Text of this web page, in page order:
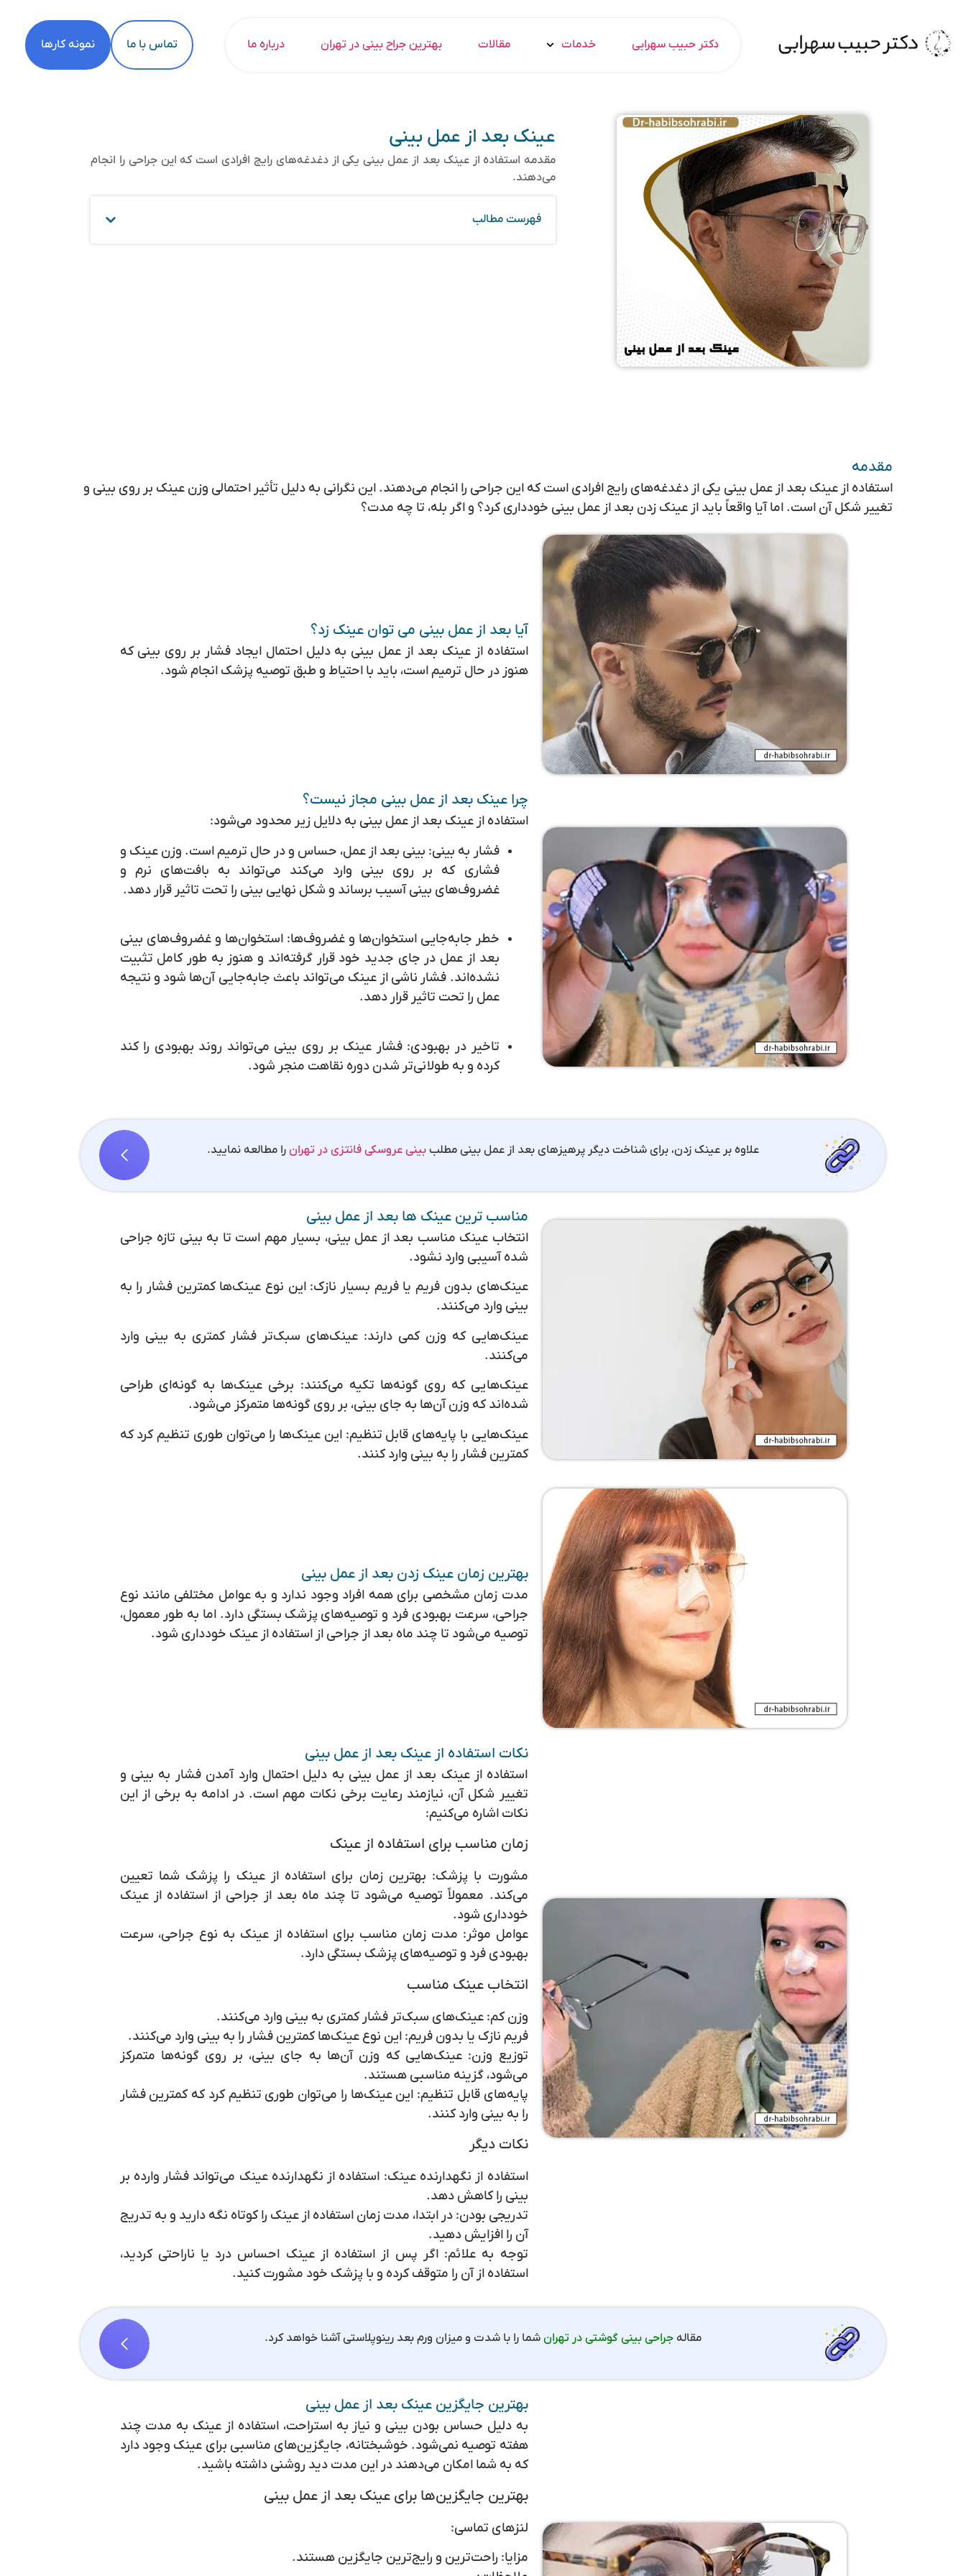
دکتر حبیب سهرابی خدمات مقالات بهترین جراح بینی در تهران درباره ما تماس با ما نمونه کارها
عینک بعد از عمل بینی
مقدمه استفاده از عینک بعد از عمل بینی یکی از دغدغه‌های رایج افرادی است که این جراحی را انجام
می‌دهند.
فهرست مطالب
مقدمه
استفاده از عینک بعد از عمل بینی یکی از دغدغه‌های رایج افرادی است که این جراحی را انجام می‌دهند. این نگرانی به دلیل تأثیر احتمالی وزن عینک بر روی بینی و
تغییر شکل آن است. اما آیا واقعاً باید از عینک زدن بعد از عمل بینی خودداری کرد؟ و اگر بله، تا چه مدت؟
آیا بعد از عمل بینی می توان عینک زد؟
استفاده از عینک بعد از عمل بینی به دلیل احتمال ایجاد فشار بر روی بینی که
هنوز در حال ترمیم است، باید با احتیاط و طبق توصیه پزشک انجام شود.
چرا عینک بعد از عمل بینی مجاز نیست؟
استفاده از عینک بعد از عمل بینی به دلایل زیر محدود می‌شود:
فشار به بینی: بینی بعد از عمل، حساس و در حال ترمیم است. وزن عینک و
فشاری که بر روی بینی وارد می‌کند می‌تواند به بافت‌های نرم و
غضروف‌های بینی آسیب برساند و شکل نهایی بینی را تحت تاثیر قرار دهد.
خطر جابه‌جایی استخوان‌ها و غضروف‌ها: استخوان‌ها و غضروف‌های بینی
بعد از عمل در جای جدید خود قرار گرفته‌اند و هنوز به طور کامل تثبیت
نشده‌اند. فشار ناشی از عینک می‌تواند باعث جابه‌جایی آن‌ها شود و نتیجه
عمل را تحت تاثیر قرار دهد.
تاخیر در بهبودی: فشار عینک بر روی بینی می‌تواند روند بهبودی را کند
کرده و به طولانی‌تر شدن دوره نقاهت منجر شود.
علاوه بر عینک زدن، برای شناخت دیگر پرهیزهای بعد از عمل بینی مطلب بینی عروسکی فانتزی در تهران را مطالعه نمایید.
مناسب ترین عینک ها بعد از عمل بینی
انتخاب عینک مناسب بعد از عمل بینی، بسیار مهم است تا به بینی تازه جراحی
شده آسیبی وارد نشود.
عینک‌های بدون فریم یا فریم بسیار نازک: این نوع عینک‌ها کمترین فشار را به
بینی وارد می‌کنند.
عینک‌هایی که وزن کمی دارند: عینک‌های سبک‌تر فشار کمتری به بینی وارد
می‌کنند.
عینک‌هایی که روی گونه‌ها تکیه می‌کنند: برخی عینک‌ها به گونه‌ای طراحی
شده‌اند که وزن آن‌ها به جای بینی، بر روی گونه‌ها متمرکز می‌شود.
عینک‌هایی با پایه‌های قابل تنظیم: این عینک‌ها را می‌توان طوری تنظیم کرد که
کمترین فشار را به بینی وارد کنند.
بهترین زمان عینک زدن بعد از عمل بینی
مدت زمان مشخصی برای همه افراد وجود ندارد و به عوامل مختلفی مانند نوع
جراحی، سرعت بهبودی فرد و توصیه‌های پزشک بستگی دارد. اما به طور معمول،
توصیه می‌شود تا چند ماه بعد از جراحی از استفاده از عینک خودداری شود.
نکات استفاده از عینک بعد از عمل بینی
استفاده از عینک بعد از عمل بینی به دلیل احتمال وارد آمدن فشار به بینی و
تغییر شکل آن، نیازمند رعایت برخی نکات مهم است. در ادامه به برخی از این
نکات اشاره می‌کنیم:
زمان مناسب برای استفاده از عینک
مشورت با پزشک: بهترین زمان برای استفاده از عینک را پزشک شما تعیین
می‌کند. معمولاً توصیه می‌شود تا چند ماه بعد از جراحی از استفاده از عینک
خودداری شود.
عوامل موثر: مدت زمان مناسب برای استفاده از عینک به نوع جراحی، سرعت
بهبودی فرد و توصیه‌های پزشک بستگی دارد.
انتخاب عینک مناسب
وزن کم: عینک‌های سبک‌تر فشار کمتری به بینی وارد می‌کنند.
فریم نازک یا بدون فریم: این نوع عینک‌ها کمترین فشار را به بینی وارد می‌کنند.
توزیع وزن: عینک‌هایی که وزن آن‌ها به جای بینی، بر روی گونه‌ها متمرکز
می‌شود، گزینه مناسبی هستند.
پایه‌های قابل تنظیم: این عینک‌ها را می‌توان طوری تنظیم کرد که کمترین فشار
را به بینی وارد کنند.
نکات دیگر
استفاده از نگهدارنده عینک: استفاده از نگهدارنده عینک می‌تواند فشار وارده بر
بینی را کاهش دهد.
تدریجی بودن: در ابتدا، مدت زمان استفاده از عینک را کوتاه نگه دارید و به تدریج
آن را افزایش دهید.
توجه به علائم: اگر پس از استفاده از عینک احساس درد یا ناراحتی کردید،
استفاده از آن را متوقف کرده و با پزشک خود مشورت کنید.
مقاله جراحی بینی گوشتی در تهران شما را با شدت و میزان ورم بعد رینوپلاستی آشنا خواهد کرد.
بهترین جایگزین عینک بعد از عمل بینی
به دلیل حساس بودن بینی و نیاز به استراحت، استفاده از عینک به مدت چند
هفته توصیه نمی‌شود. خوشبختانه، جایگزین‌های مناسبی برای عینک وجود دارد
که به شما امکان می‌دهند در این مدت دید روشنی داشته باشید.
بهترین جایگزین‌ها برای عینک بعد از عمل بینی
لنزهای تماسی:
مزایا: راحت‌ترین و رایج‌ترین جایگزین هستند.